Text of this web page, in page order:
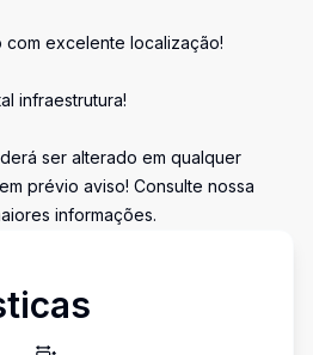
com excelente localização!
infraestrutura!
ser alterado em qualquer
prévio aviso! Consulte nossa
informações.